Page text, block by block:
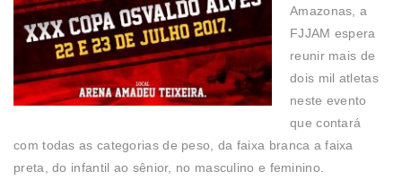
Amazonas, a
FJJAM espera
reunir mais de
dois mil atletas
neste evento
que contará
com todas as categorias de peso, da faixa branca a faixa
preta, do infantil ao sênior, no masculino e feminino.